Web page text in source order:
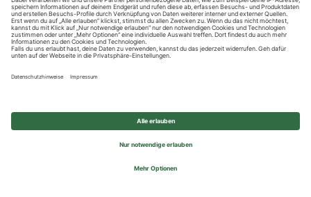
Impressum
Privatsphäre-Einstellungen
© 2026 REWE Group - All rights reserved